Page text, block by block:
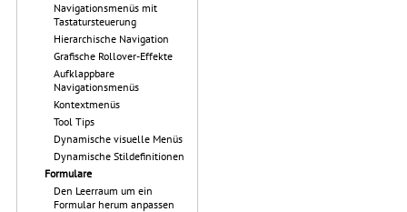
Navigationsmenüs mit
Tastatursteuerung
Hierarchische Navigation
Grafische Rollover-Effekte
Aufklappbare
Navigationsmenüs
Kontextmenüs
Tool Tips
Dynamische visuelle Menüs
Dynamische Stildefinitionen
Formulare
Den Leerraum um ein
Formular herum anpassen